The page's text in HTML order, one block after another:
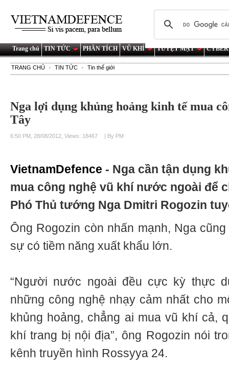
Trang chủ TIN TỨC PHÂN TÍCH VŨ KHÍ TUYỆT MẬT
TRANG CHỦ TIN TỨC Tin thế giới
Nga lợi dụng khủng hoảng kinh tế mua
Tây
6:50 PM, 28/08/2012, Views: 18467 | By PM
VietnamDefence - Nga cần tận dụng
mua công nghệ vũ khí nước ngoài để
Phó Thủ tướng Nga Dmitri Rogozin
Ông Rogozin còn nhấn mạnh, Nga
sự có tiềm năng xuất khẩu lớn.
“Người nước ngoài đều cực kỳ thực
những công nghệ nhạy cảm nhất cho
khủng hoảng, chẳng ai mua vũ khí cả,
khí trang bị nội địa”, ông Rogozin nói
kênh truyền hình Rossyya 24.